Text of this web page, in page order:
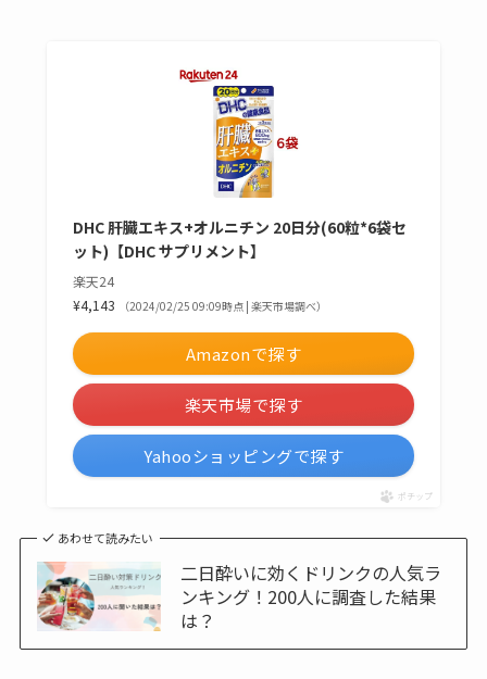
DHC 肝臓エキス+オルニチン 20日分(60粒*6袋セ
ット)【DHC サプリメント】
楽天24
¥4,143
（2024/02/25 09:09時点 | 楽天市場調べ）
Amazonで探す
楽天市場で探す
Yahooショッピングで探す
ポチップ
あわせて読みたい
二日酔いに効くドリンクの人気ラ
ンキング！200人に調査した結果
は？